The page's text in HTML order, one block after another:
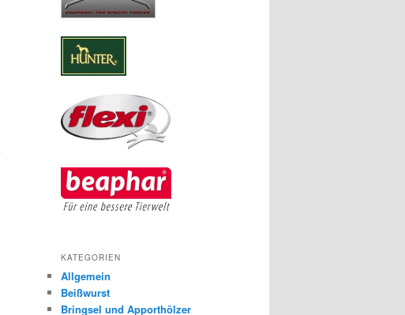
KATEGORIEN
Allgemein
Beißwurst
Bringsel und Apporthölzer